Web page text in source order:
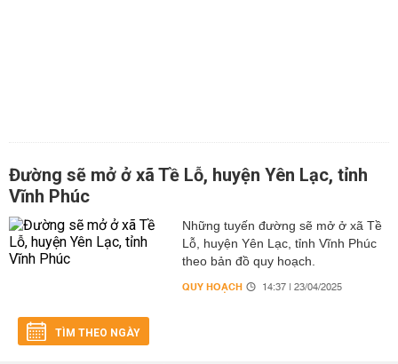
Đường sẽ mở ở xã Tề Lỗ, huyện Yên Lạc, tỉnh
Vĩnh Phúc
Những tuyến đường sẽ mở ở xã Tề
Lỗ, huyện Yên Lạc, tỉnh Vĩnh Phúc
theo bản đồ quy hoạch.
QUY HOẠCH 14:37 | 23/04/2025
TÌM THEO NGÀY